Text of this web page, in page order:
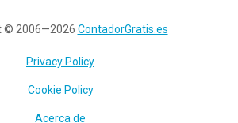
© 2006—2026 ContadorGratis.es
Privacy Policy
Cookie Policy
Acerca de